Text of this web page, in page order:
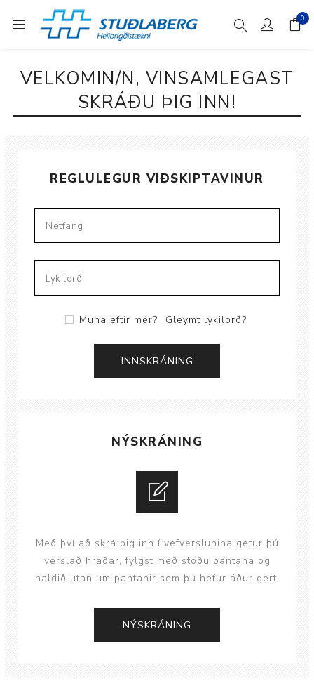
0
VELKOMIN/N, VINSAMLEGAST
SKRÁÐU ÞIG INN!
REGLULEGUR VIÐSKIPTAVINUR
Muna eftir mér? Gleymt lykilorð?
NÝSKRÁNING
Með því að skrá þig inn í vefverslunina getur þú
verslað hraðar, fylgst með stöðu pantana og
haldið utan um pantanir sem þú hefur áður gert.